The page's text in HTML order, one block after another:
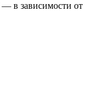
— в зависимости от